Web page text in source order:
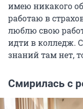
имею никакого
работаю в
люблю свою
идти в колледж.
знаний там нет,
Смирилась с